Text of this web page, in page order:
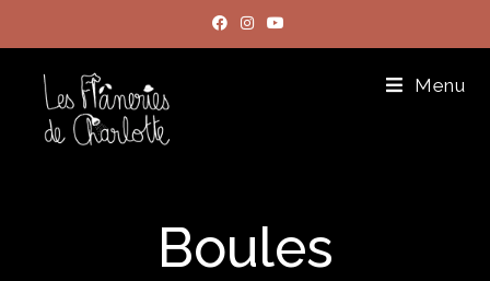
Menu
Boules